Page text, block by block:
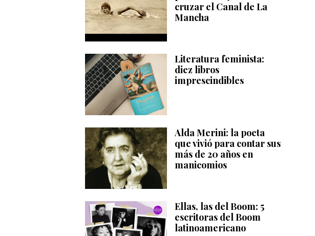
cruzar el Canal de La
Mancha
Literatura feminista:
diez libros
imprescindibles
Alda Merini: la poeta
que vivió para contar sus
más de 20 años en
manicomios
Ellas, las del Boom: 5
escritoras del Boom
latinoamericano